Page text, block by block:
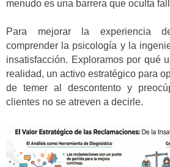
menudo es una barrera que oculta
Para mejorar la experiencia
comprender la psicología y la
insatisfacción. Exploramos por qué
realidad, un activo estratégico para
de temer al descontento y
clientes no se atreven a decirle.